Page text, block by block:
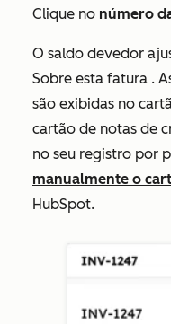
Clique no número
O saldo devedor
Sobre esta fatura .
são exibidas no
cartão de notas de
no seu registro por
manualmente o
HubSpot.